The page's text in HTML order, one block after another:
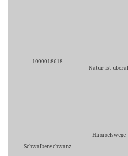
1000018618
Natur ist
Schwalbenschwanz
Himmelswege